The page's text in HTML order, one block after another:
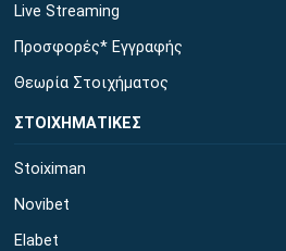
Live Streaming
Προσφορές* Εγγραφής
Θεωρία Στοιχήματος
ΣΤΟΙΧΗΜΑΤΙΚΕΣ
Stoiximan
Novibet
Elabet